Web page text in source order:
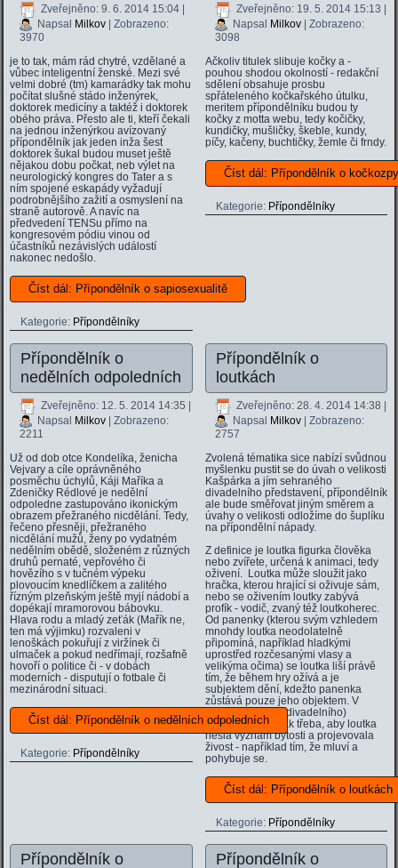
Zveřejněno: 9. 6. 2014 15:04
Napsal Milkov | Zobrazeno:
3970
je to tak, mám rád chytré, vzdělané a
vůbec inteligentní ženské. Mezi své
velmi dobré (tm) kamarádky tak mohu
počítat slušné stádo inženýrek,
doktorek medicíny a taktéž i doktorek
obého práva. Přesto ale ti, kteří čekali
na jednou inženýrkou avízovaný
přípondělník jak jeden inža šest
doktorek šukal budou muset ještě
nějakou dobu počkat, neb výlet na
neurologický kongres do Tater a s
ním spojené eskapády vyžadují
podrobnějšího zažití a osmyslení na
straně autorově. A navíc na
předvedení TENSu přímo na
kongresovém pódiu vinou od
účastníků nezávislých událostí
nakonec nedošlo.
Číst dál: Přípondělník o sapiosexualitě
Kategorie: Přípondělníky
Zveřejněno: 19. 5. 2014 15:13
Napsal Milkov| Zobrazeno:
3098
Ačkoliv titulek slibuje kočky a -
pouhou shodou okolností - redakční
sdělení obsahuje prosbu
spřáteleného kočkařského útulku,
meritem přípondělníku budou ty
kočky z motta webu, tedy kočičky,
kundičky, mušličky, škeble, kundy,
píčy, kačeny, buchtičky, žemle či frndy.
Číst dál: Přípondělník o
Kategorie: Přípondělníky
Přípondělník o
nedělních odpoledních
Zveřejněno: 12. 5. 2014 14:35
Napsal Milkov | Zobrazeno:
2211
Už od dob otce Kondelíka, ženicha
Vejvary a cíle oprávněného
posměchu úchylů, Káji Maříka a
Zdeničky Rédlové je nedělní
odpoledne zastupováno ikonickým
obrazem přežraného nicdělání. Tedy,
řečeno přesněji, přežraného
nicdělání mužů, ženy po vydatném
nedělním obědě, složeném z různých
druhů pernaté, vepřového či
hovězího s v tučném výpeku
plovoucím knedlíčkem a zalitého
řízným plzeňským ještě myjí nádobí a
dopékají mramorovou bábovku.
Hlava rodu a mladý zeťák (Mařík ne,
ten má výjimku) rozvaleni v
lenoškách pokuřují z viržínek či
ulmaček a pokud nedřímají, rozšafně
hovoří o politice či - v dobách
moderních - disputují o fotbale či
mezinárodní situaci.
Číst dál: Přípondělník o nedělních odpoledních
Kategorie: Přípondělníky
Přípondělník o
loutkách
Zveřejněno: 28. 4. 2014 14:38
Napsal Milkov| Zobrazeno:
2757
Zvolená tématika sice nabízí svůdnou
myšlenku pustit se do úvah o velikosti
Kašpárka a jím sehraného
divadelního představení, přípondělník
ale bude směřovat jiným směrem a
úvahy o velikosti odložíme do šuplíku
na přípondělní nápady.
Z definice je loutka figurka člověka
nebo zvířete, určená k animaci, tedy
oživení. Loutka může sloužit jako
hračka, kterou hrající si oživuje sám,
nebo se oživením loutky zabývá
profík - vodič, zvaný též loutkoherec.
Od panenky (kterou svým vzhledem
mnohdy loutka neodolatelně
připomíná, například hladkými
uprostřed rozčesanými vlasy a
velikýma očima) se loutka liší právě
tím, že během hry ožívá a je
subjektem dění, kdežto panenka
zůstává pouze jeho objektem. V
rámci (například divadelního)
představení je pak třeba, aby loutka
nesla význam bytosti a projevovala
živost - například tím, že mluví a
pohybuje se.
Číst dál: Přípondělník o loutkách
Kategorie: Přípondělníky
Přípondělník o Přípondělník o